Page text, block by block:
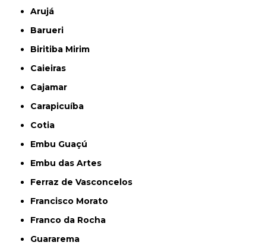
Arujá
Barueri
Biritiba Mirim
Caieiras
Cajamar
Carapicuíba
Cotia
Embu Guaçú
Embu das Artes
Ferraz de Vasconcelos
Francisco Morato
Franco da Rocha
Guararema